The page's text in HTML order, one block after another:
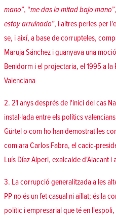
mano”, “me das la mitad bajo mano
estoy arruinado”, i altres perles per
se, i així, a base de corrupteles,
Maruja Sánchez i guanyava una
Benidorm i el projectaria, el 1995 a
Valenciana
2. 21 anys després de l'inici del cas
instal·lada entre els polítics
Gürtel o com ho han demostrat les
com ara Carlos Fabra, el cacic-
Luís Díaz Alperi, exalcalde d'Alacant
3. La corrupció generalitzada a les
PP no és un fet casual ni aïllat; és la
polític i empresarial que té en